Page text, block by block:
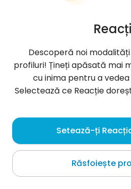
Bruno , 26
Narnia
szukam dziewczyny, która
przy sprawdzaniu kartkówek
Descoperă noi
profiluri! Țineți apăsată mai
cu inima pentru a
Selectează ce Reacție
Setează-ți
Răsfoiește